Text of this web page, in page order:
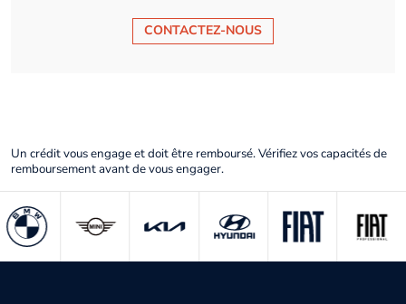
CONTACTEZ-NOUS
Un crédit vous engage et doit être remboursé. Vérifiez vos capacités de
remboursement avant de vous engager.